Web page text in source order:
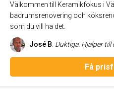
Välkommen till Keramikfokus i
badrumsrenovering och
som du vill ha det.
José B: Duktiga. Hjälper till mer än det som va
Få